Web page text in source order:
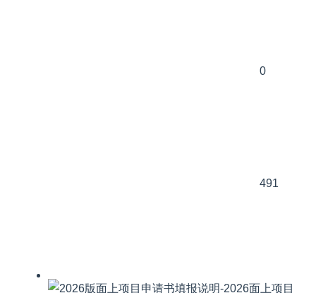
0
491